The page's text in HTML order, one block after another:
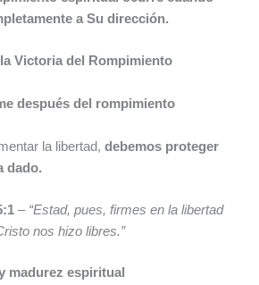
a Su dirección.
la Victoria del Rompimiento
después del rompimiento
la libertad,debemos proteger
dado.
– “Estad, pues, firmes en la libertad
nos hizo libres.”
madurez espiritual